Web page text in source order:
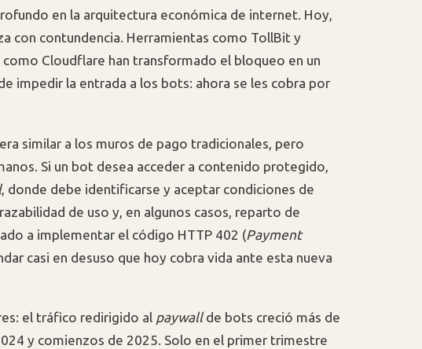
en la arquitectura económica de internet. Hoy,
con contundencia. Herramientas como TollBit y
Cloudflare han transformado el bloqueo en un
impedir la entrada a los bots: ahora se les cobra por
similar a los muros de pago tradicionales, pero
Si un bot desea acceder a contenido protegido,
, donde debe identificarse y aceptar condiciones de
de uso y, en algunos casos, reparto de
a implementar el código HTTP 402 (Payment
casi en desuso que hoy cobra vida ante esta nueva
el tráfico redirigido al paywallde bots creció más de
y comienzos de 2025. Solo en el primer trimestre